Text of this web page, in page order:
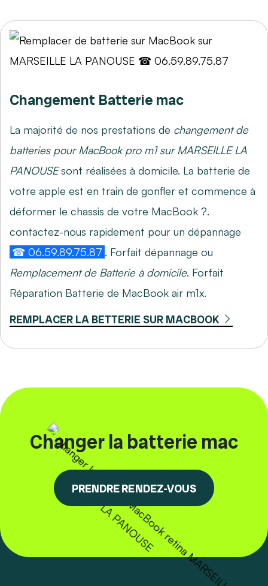
Changement Batterie mac
La majorité de nos prestations de changement de
batteries pour MacBook pro m1 sur MARSEILLE LA
PANOUSEsont réalisées à domicile. La batterie de
votre apple est en train de gonfler et commence à
déformer le chassis de votre MacBook ?.
contactez-nous rapidement pour un dépannage
☎ 06.59.89.75.87 . Forfait dépannage ou
Remplacement de Batterie à domicile. Forfait
Réparation Batterie de MacBook air m1x.
REMPLACER LA BETTERIE SUR MACBOOK
Changer la batterie mac
PRENDRE RENDEZ-VOUS